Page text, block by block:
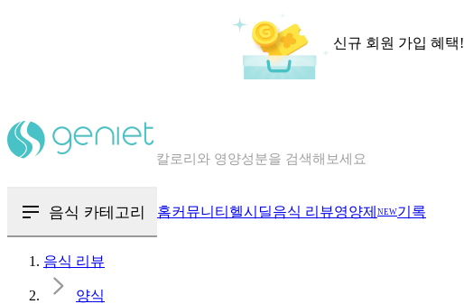
신규 회원 가입 혜택!
혈당 · 다이어트 음식 검색해보세요
음식 카테고리 홈커뮤니티 헬시딜음식 리뷰영양제 NEW기록
음식 리뷰
양식